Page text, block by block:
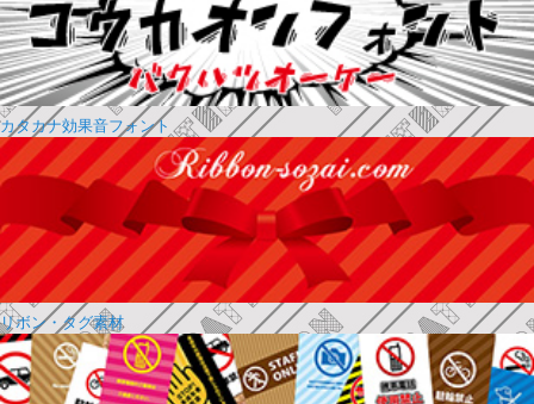
カタカナ効果音フォント
リボン・タグ素材